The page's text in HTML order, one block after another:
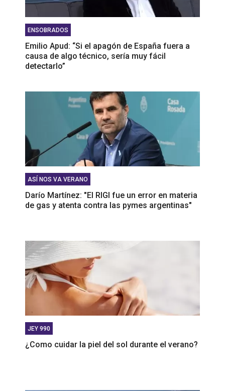
ENSOBRADOS
Emilio Apud: “Si el apagón de España fuera a
causa de algo técnico, sería muy fácil
detectarlo”
ASÍ NOS VA VERANO
Darío Martínez: "El RIGI fue un error en materia
de gas y atenta contra las pymes argentinas"
JEY 990
¿Como cuidar la piel del sol durante el verano?